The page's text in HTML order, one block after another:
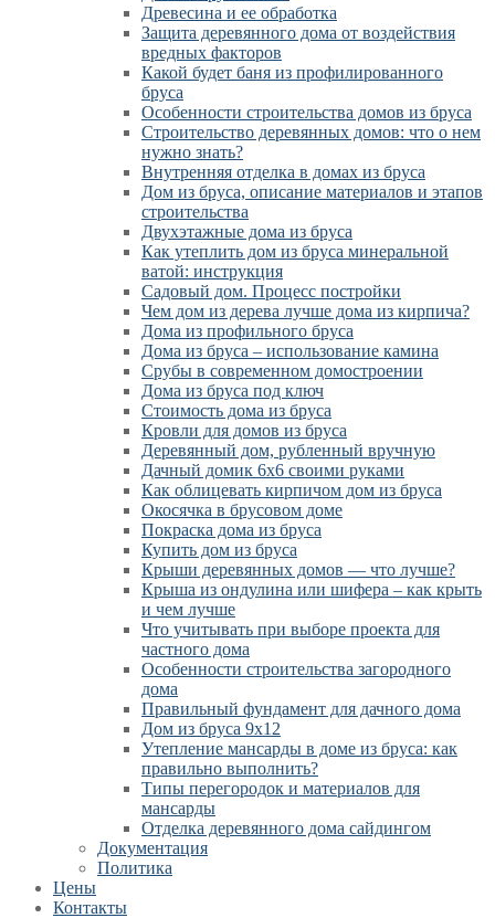
Древесина и ее обработка
Защита деревянного дома от воздействия
вредных факторов
Какой будет баня из профилированного
бруса
Особенности строительства домов из бруса
Строительство деревянных домов: что о нем
нужно знать?
Внутренняя отделка в домах из бруса
Дом из бруса, описание материалов и этапов
строительства
Двухэтажные дома из бруса
Как утеплить дом из бруса минеральной
ватой: инструкция
Садовый дом. Процесс постройки
Чем дом из дерева лучше дома из кирпича?
Дома из профильного бруса
Дома из бруса – использование камина
Срубы в современном домостроении
Дома из бруса под ключ
Стоимость дома из бруса
Кровли для домов из бруса
Деревянный дом, рубленный вручную
Дачный домик 6х6 своими руками
Как облицевать кирпичом дом из бруса
Окосячка в брусовом доме
Покраска дома из бруса
Купить дом из бруса
Крыши деревянных домов — что лучше?
Крыша из ондулина или шифера – как крыть
и чем лучше
Что учитывать при выборе проекта для
частного дома
Особенности строительства загородного
дома
Правильный фундамент для дачного дома
Дом из бруса 9х12
Утепление мансарды в доме из бруса: как
правильно выполнить?
Типы перегородок и материалов для
мансарды
Отделка деревянного дома сайдингом
Документация
Политика
Цены
Контакты